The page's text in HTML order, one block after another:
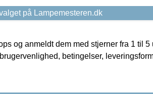
på Lampemesteren.dk
og anmeldt dem med stjerner fra 1 til 5
betingelser,